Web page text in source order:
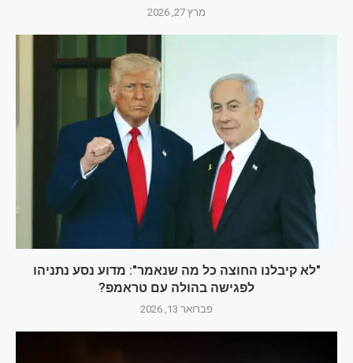
מרץ 27, 2026
"לא קיבלנו החוצה כל מה שנאמר": מדוע נסע נתניהו
לפגישה בהולה עם טראמפ?
פברואר 13, 2026